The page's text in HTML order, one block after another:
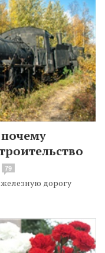
79
железную дорогу